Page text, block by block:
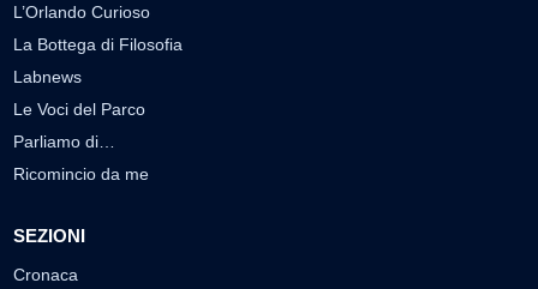
L’Orlando Curioso
La Bottega di Filosofia
Labnews
Le Voci del Parco
Parliamo di…
Ricomincio da me
SEZIONI
Cronaca